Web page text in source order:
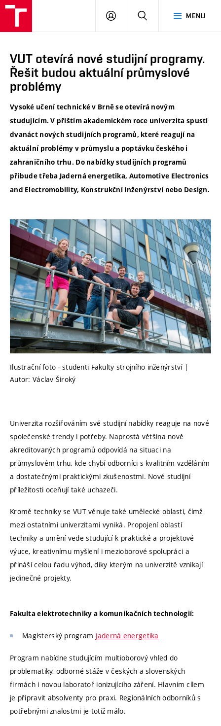
MENU
PŘIHLÁSIT
VUT otevírá nové studijní programy.
Řešit budou aktuální průmyslové
problémy
Vysoké učení technické v Brně se otevírá novým
studujícím. V příštím akademickém roce univerzita spustí
dvanáct nových studijních programů, které reagují na
aktuální problémy v průmyslu a poptávku českého i
zahraničního trhu. Do nabídky studijních programů
přibude třeba Jaderná energetika, Automotive Electronics
and Electromobility, Konstrukční inženýrství nebo Design.
Ilustrační foto - studenti Fakulty strojního inženýrství |
Autor: Václav Široký
Univerzita rozšiřováním své studijní nabídky reaguje na nové
společenské trendy i potřeby. Naprostá většina nově
akreditovaných programů odpovídá na situaci na
průmyslovém trhu, kde chybí odborníci s kvalitním vzděláním
a dostatečnými praktickými zkušenostmi. Nové studijní
příležitosti oceňují také uchazeči.
Kromě techniky se VUT věnuje také umělecké oblasti, čímž
mezi ostatními univerzitami vyniká. Propojení oblastí
techniky a umění vede studující k praktické a projektové
výuce, kreativnímu myšlení i mezioborové spolupráci a
přináší celou řadu výhod, díky kterým na univerzitě vznikají
jedinečné projekty.
Fakulta elektrotechniky a komunikačních technologií:
Magisterský program Jaderná energetika
Program nabídne studujícím multioborový vhled do
problematiky, odborné stáže v českých a slovenských
firmách i novou laboratoř ionizujícího záření. Hlavním cílem
je připravit absolventy pro praxi. Regionálních odborníků s
potřebnými znalostmi je totiž málo.